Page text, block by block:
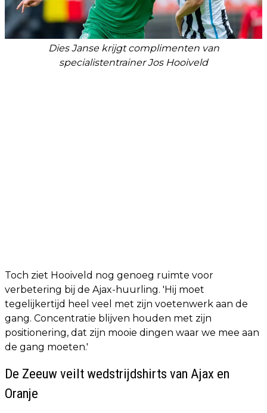
Dies Janse krijgt complimenten van
specialistentrainer Jos Hooiveld
Toch ziet Hooiveld nog genoeg ruimte voor
verbetering bij de Ajax-huurling. 'Hij moet
tegelijkertijd heel veel met zijn voetenwerk aan de
gang. Concentratie blijven houden met zijn
positionering, dat zijn mooie dingen waar we mee aan
de gang moeten.'
De Zeeuw veilt wedstrijdshirts van Ajax en
Oranje